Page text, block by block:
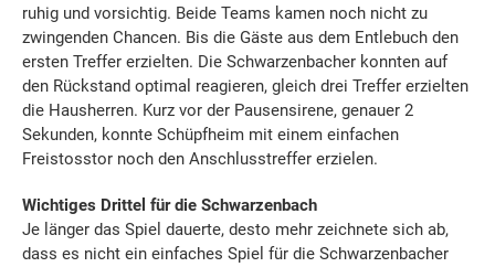
ruhig und vorsichtig. Beide Teams kamen noch nicht zu
zwingenden Chancen. Bis die Gäste aus dem Entlebuch den
ersten Treffer erzielten. Die Schwarzenbacher konnten auf
den Rückstand optimal reagieren, gleich drei Treffer erzielten
die Hausherren. Kurz vor der Pausensirene, genauer 2
Sekunden, konnte Schüpfheim mit einem einfachen
Freistosstor noch den Anschlusstreffer erzielen.
Wichtiges Drittel für die Schwarzenbach
Je länger das Spiel dauerte, desto mehr zeichnete sich ab,
dass es nicht ein einfaches Spiel für die Schwarzenbacher